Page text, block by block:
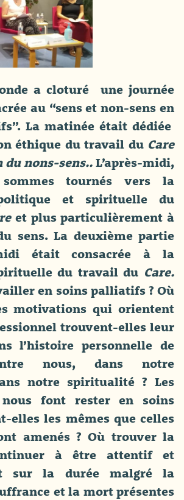
a cloturé une journée
au “sens et non-sens en
La matinée était dédiée
éthique du travail du Care
du nons-sens..L’après-midi,
tournés vers la
et spirituelle du
et plus particulièrement à
sens. La deuxième partie
était consacrée à la
du travail du Care.
en soins palliatifs ? Où
motivations qui orientent
trouvent-elles leur
l’histoire personnelle de
nous, dans notre
notre spiritualité ? Les
font rester en soins
elles les mêmes que celles
amenés ? Où trouver la
à être attentif et
sur la durée malgré la
et la mort présentes